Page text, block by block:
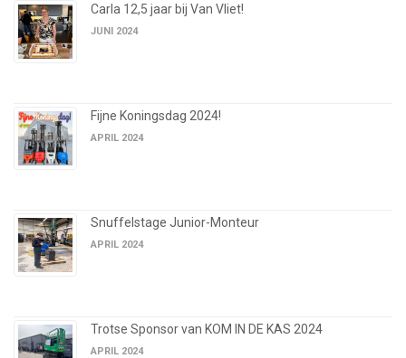
Carla 12,5 jaar bij Van Vliet!
JUNI 2024
Fijne Koningsdag 2024!
APRIL 2024
Snuffelstage Junior-Monteur
APRIL 2024
Trotse Sponsor van KOM IN DE KAS 2024
APRIL 2024